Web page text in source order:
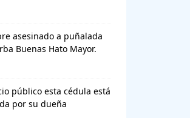
asesinado a puñalada
Buenas Hato Mayor.
público esta cédula está
por su dueña